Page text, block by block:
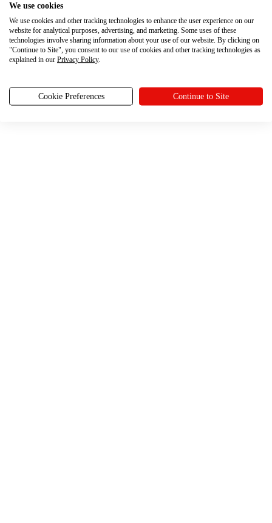
We use cookies
We use cookies and other tracking technologies to enhance the user experience on our
website for analytical purposes, advertising, and marketing. Some uses of these
technologies involve sharing information about your use of our website. By clicking on
"Continue to Site", you consent to our use of cookies and other tracking technologies as
explained in our Privacy Policy.
Cookie Preferences Continue to Site